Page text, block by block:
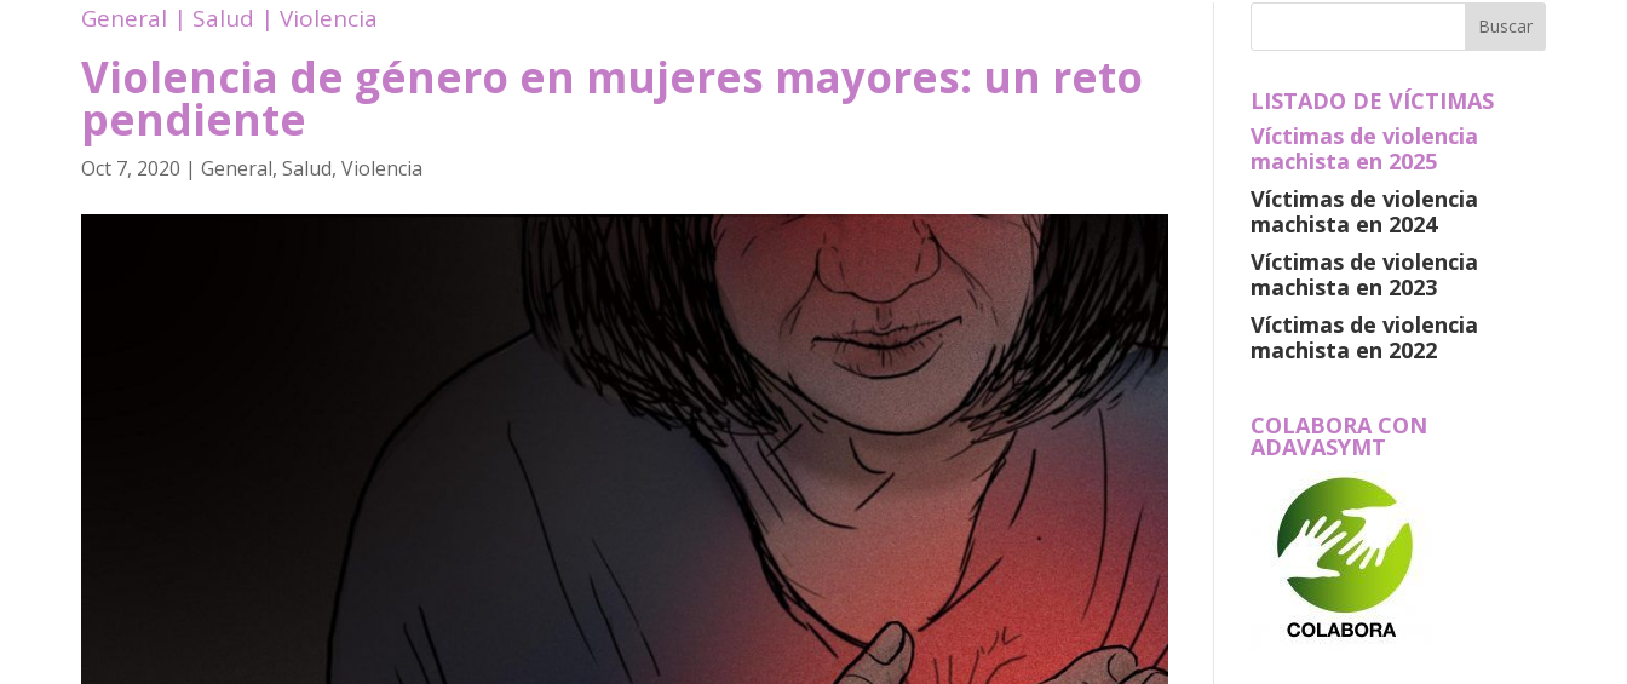
General | Salud |Violencia
Violencia de género en mujeres mayores: un reto
pendiente
Oct 7, 2020 |General,Salud,Violencia
LISTADO DE VÍCTIMAS
Víctimas de violencia
machista en 2025
Víctimas de violencia
machista en 2024
Víctimas de violencia
machista en 2023
Víctimas de violencia
machista en 2022
COLABORA CON
ADAVASYMT